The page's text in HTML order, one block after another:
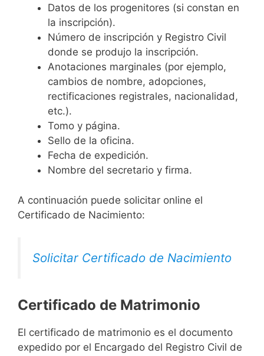
Datos de los progenitores (si constan en
la inscripción).
Número de inscripción y Registro Civil
donde se produjo la inscripción.
Anotaciones marginales (por ejemplo,
cambios de nombre, adopciones,
rectificaciones registrales, nacionalidad,
etc.).
Tomo y página.
Sello de la oficina.
Fecha de expedición.
Nombre del secretario y firma.
A continuación puede solicitar online el
Certificado de Nacimiento:
Solicitar Certificado de Nacimiento
Certificado de Matrimonio
El certificado de matrimonio es el documento
expedido por el Encargado del Registro Civil de